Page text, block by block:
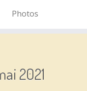
Photos
2021